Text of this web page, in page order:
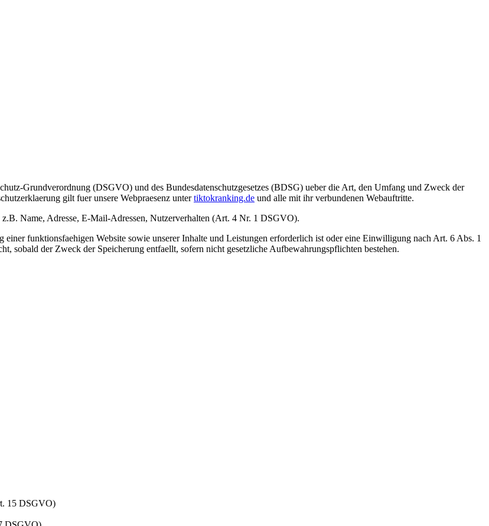
Grundverordnung (DSGVO) und des Bundesdatenschutzgesetzes (BDSG) ueber die Art, den Umfang und Zweck der
gilt fuer unsere Webpraesenz unter tiktokranking.de und alle mit ihr verbundenen Webauftritte.
Name, Adresse, E-Mail-Adressen, Nutzerverhalten (Art. 4 Nr. 1 DSGVO).
einer funktionsfaehigen Website sowie unserer Inhalte und Leistungen erforderlich ist oder eine Einwilligung nach Art. 6 Abs. 1
sobald der Zweck der Speicherung entfaellt, sofern nicht gesetzliche Aufbewahrungspflichten bestehen.
15 DSGVO)